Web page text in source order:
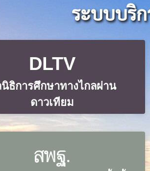
ระบบบริ
DLTV
ธิการศึกษาทางไกลผ่าน
ดาวเทียม
สพฐ.